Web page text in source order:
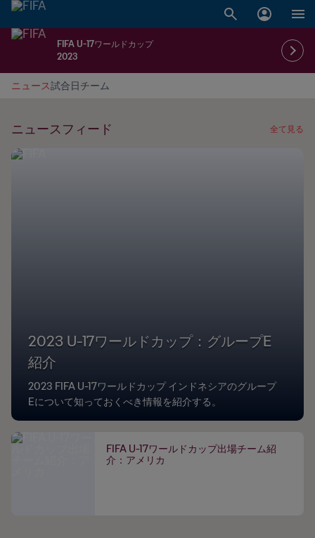
FIFA U-17ワールドカップ
2023
ニュース試合日チーム
ニュースフィード 全て見る
2023 U-17ワールドカップ：グループE
紹介
2023 FIFA U-17ワールドカップ インドネシアのグループ
Eについて知っておくべき情報を紹介する。
FIFA U-17ワールドカップ出場チーム紹
介：アメリカ